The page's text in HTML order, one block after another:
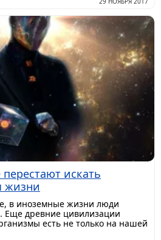
искать
жизни
в иноземные жизни люди
Еще древние цивилизации
есть не только на нашей